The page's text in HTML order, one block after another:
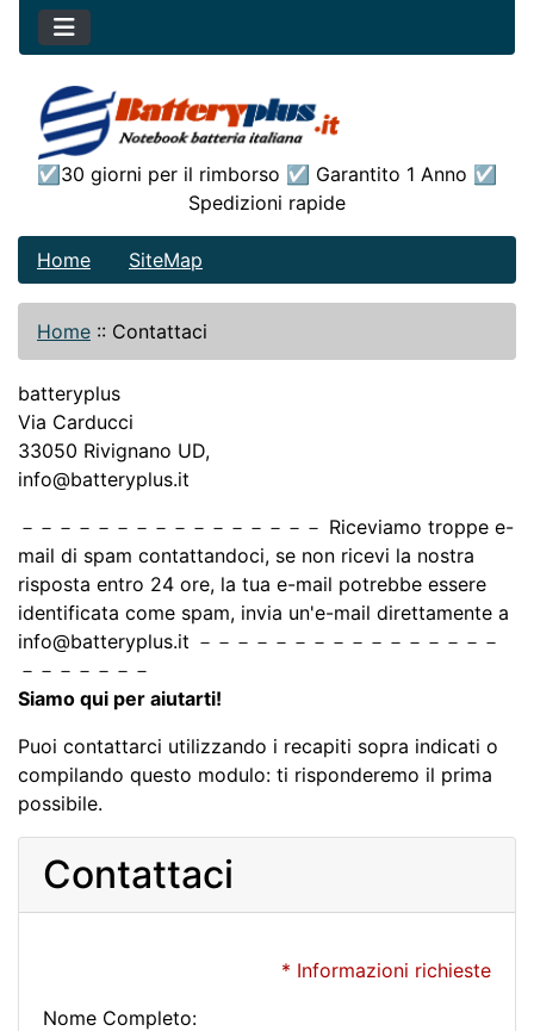
☑30 giorni per il rimborso ☑ Garantito 1 Anno ☑
Spedizioni rapide
Home SiteMap
Home :: Contattaci
batteryplus
Via Carducci
33050 Rivignano UD,
info@batteryplus.it
－－－－－－－－－－－－－－－－ Riceviamo troppe e-
mail di spam contattandoci, se non ricevi la nostra
risposta entro 24 ore, la tua e-mail potrebbe essere
identificata come spam, invia un'e-mail direttamente a
info@batteryplus.it －－－－－－－－－－－－－－－－
－－－－－－－
Siamo qui per aiutarti!
Puoi contattarci utilizzando i recapiti sopra indicati o
compilando questo modulo: ti risponderemo il prima
possibile.
Contattaci
* Informazioni richieste
Nome Completo: